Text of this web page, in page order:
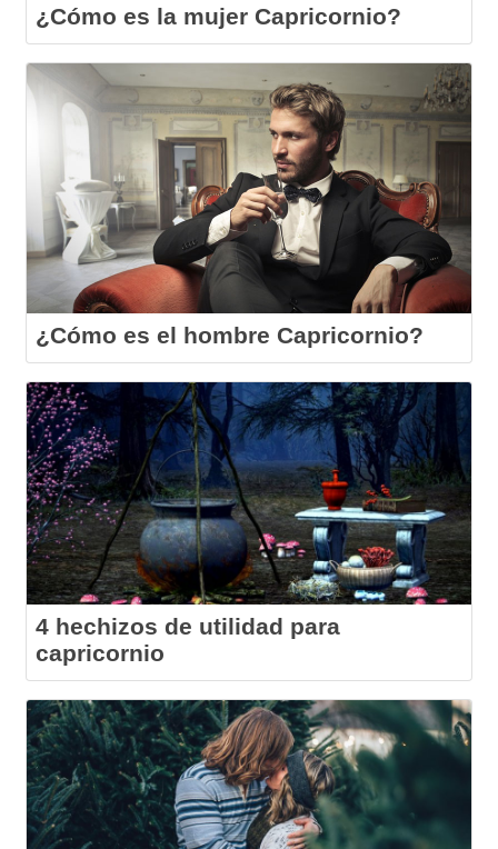
¿Cómo es la mujer Capricornio?
¿Cómo es el hombre Capricornio?
4 hechizos de utilidad para
capricornio